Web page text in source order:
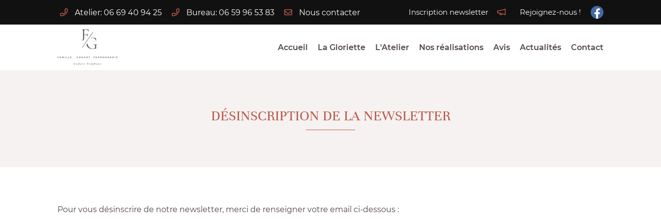
Atelier: 06 69 40 94 25 Bureau: 06 59 96 53 83 Nous contacter Inscription newsletter Rejoignez-nous !
Accueil La Gloriette L'Atelier Nos réalisations Avis Actualités Contact
41210 La Ferté-Beauharnais
DÉSINSCRIPTION DE LA NEWSLETTER
Pour vous désinscrire de notre newsletter, merci de renseigner votre email ci-dessous :